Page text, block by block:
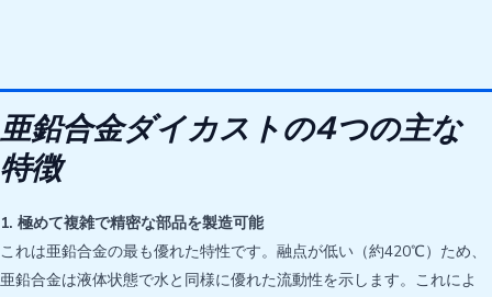
亜鉛合金ダイカストの4つの主な
特徴
1. 極めて複雑で精密な部品を製造可能
これは亜鉛合金の最も優れた特性です。融点が低い（約420℃）ため、
亜鉛合金は液体状態で水と同様に優れた流動性を示します。これによ